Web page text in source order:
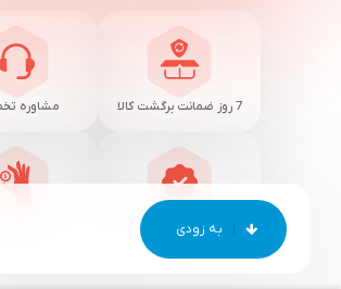
7 روز ضمانت برگشت کالا مشاوره
تضمین اصالت کالا